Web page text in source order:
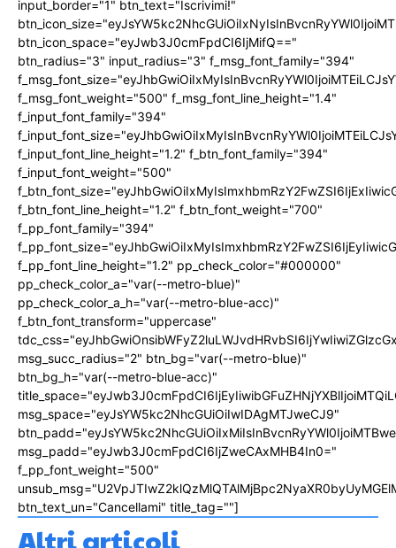
input_border="1" btn_text="Iscrivimi!"
btn_icon_space="eyJwb3J0cmFpdCI6IjMifQ=="
btn_radius="3" input_radius="3" f_msg_font_family="394"
f_msg_font_weight="500" f_msg_font_line_height="1.4"
f_input_font_family="394"
f_input_font_line_height="1.2" f_btn_font_family="394"
f_input_font_weight="500"
f_btn_font_line_height="1.2" f_btn_font_weight="700"
f_pp_font_family="394"
f_pp_font_line_height="1.2" pp_check_color="#000000"
pp_check_color_a="var(--metro-blue)"
pp_check_color_a_h="var(--metro-blue-acc)"
f_btn_font_transform="uppercase"
msg_succ_radius="2" btn_bg="var(--metro-blue)"
btn_bg_h="var(--metro-blue-acc)"
msg_space="eyJsYW5kc2NhcGUiOiIwIDAgMTJweCJ9"
msg_padd="eyJwb3J0cmFpdCI6IjZweCAxMHB4In0="
f_pp_font_weight="500"
btn_text_un="Cancellami" title_tag=""]
Altri articoli